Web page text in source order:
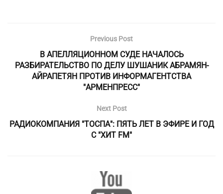
Previous Post
В АПЕЛЛЯЦИОННОМ СУДЕ НАЧАЛОСЬ
РАЗБИРАТЕЛЬСТВО ПО ДЕЛУ ШУШАНИК АБРАМЯН-
АЙРАПЕТЯН ПРОТИВ ИНФОРМАГЕНТСТВА
"АРМЕНПРЕСС"
Next Post
РАДИОКОМПАНИЯ "ТОСПА": ПЯТЬ ЛЕТ В ЭФИРЕ И ГОД
С "ХИТ FM"